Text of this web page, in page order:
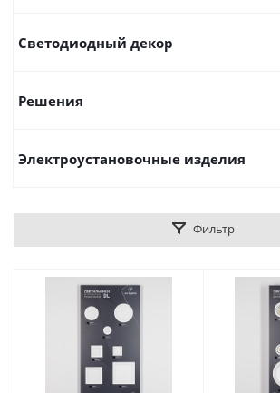
Светодиодный декор
Решения
Электроустановочные изделия
Фильтр